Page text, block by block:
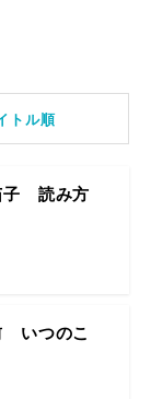
トル順
子 読み方
いつのこ